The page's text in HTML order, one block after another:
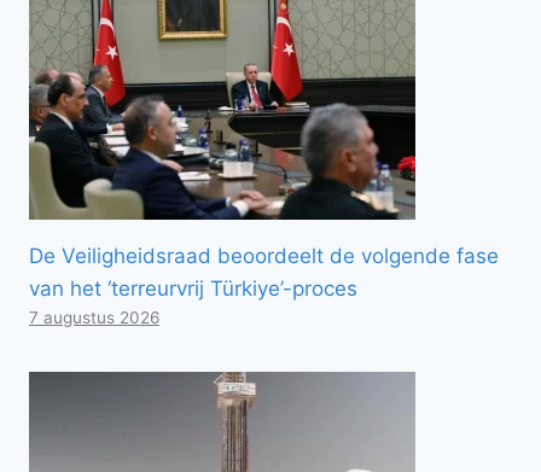
De Veiligheidsraad beoordeelt de volgende fase
van het ‘terreurvrij Türkiye’-proces
7 augustus 2026